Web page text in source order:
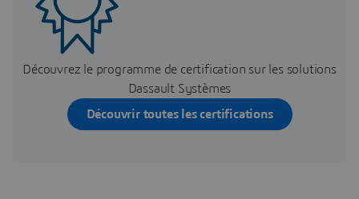
Découvrez le programme de certification sur les solutions
Dassault Systèmes
Découvrir toutes les certifications